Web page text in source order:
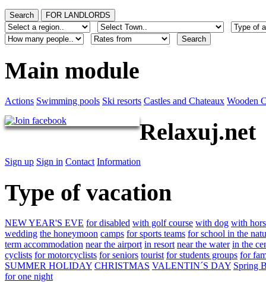
Main module
Actions Swimming pools Ski resorts Castles and Chateaux Wooden
Relaxuj.net
Sign up Sign in Contact Information
Type of vacation
NEW YEAR'S EVE for disabled with golf course with dog with
wedding the honeymoon camps for sports teams for school in the
term accommodation near the airport in resort near the water in the
cyclists for motorcyclists for seniors tourist for students groups for
SUMMER HOLIDAY CHRISTMAS VALENTIN´S DAY Spring
for one night